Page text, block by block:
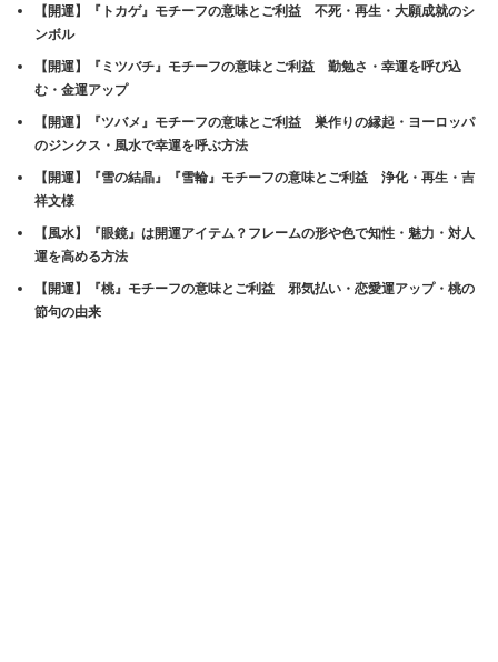
【開運】『トカゲ』モチーフの意味とご利益 不死・再生・大願成就のシ
ンボル
【開運】『ミツバチ』モチーフの意味とご利益 勤勉さ・幸運を呼び込
む・金運アップ
【開運】『ツバメ』モチーフの意味とご利益 巣作りの縁起・ヨーロッパ
のジンクス・風水で幸運を呼ぶ方法
【開運】『雪の結晶』『雪輪』モチーフの意味とご利益 浄化・再生・吉
祥文様
【風水】『眼鏡』は開運アイテム？フレームの形や色で知性・魅力・対人
運を高める方法
【開運】『桃』モチーフの意味とご利益 邪気払い・恋愛運アップ・桃の
節句の由来